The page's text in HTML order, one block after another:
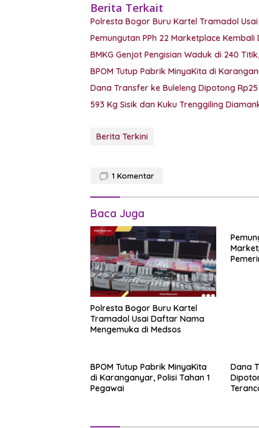
Berita Terkait
Polresta Bogor Buru Kartel Tramadol
Pemungutan PPh 22 Marketplace
BMKG Genjot Pengisian Waduk di 240
BPOM Tutup Pabrik MinyaKita di
Dana Transfer ke Buleleng Dipotong Rp25
593 Kg Sisik dan Kuku Trenggiling
Berita Terkini
1 Komentar
Baca Juga
Polresta Bogor Buru Kartel
Tramadol Usai Daftar Nama
Mengemuka di Medsos
BPOM Tutup Pabrik MinyaKita
di Karanganyar, Polisi Tahan 1
Pegawai
Dana